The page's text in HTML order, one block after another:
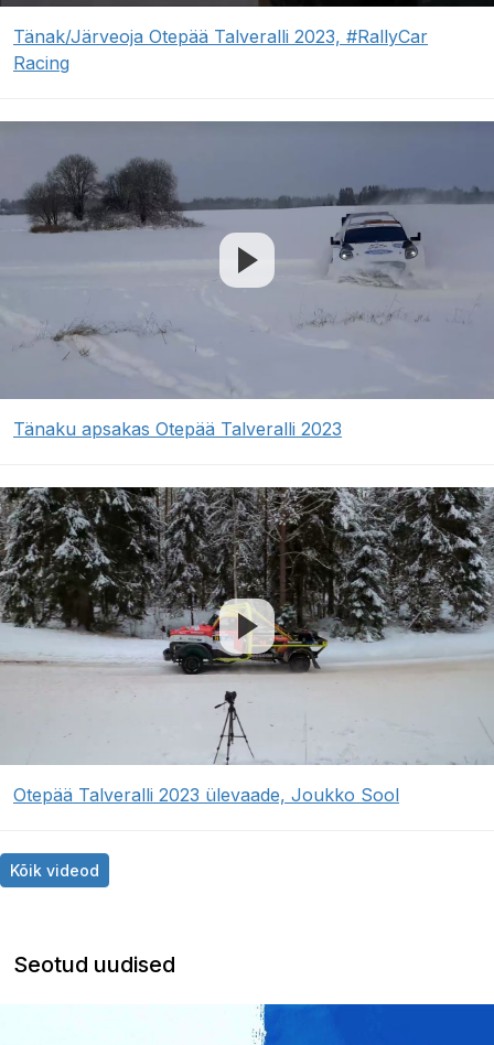
Tänak/Järveoja Otepää Talveralli 2023, #RallyCar
Racing
Tänaku apsakas Otepää Talveralli 2023
Otepää Talveralli 2023 ülevaade, Joukko Sool
Kõik videod
Seotud uudised